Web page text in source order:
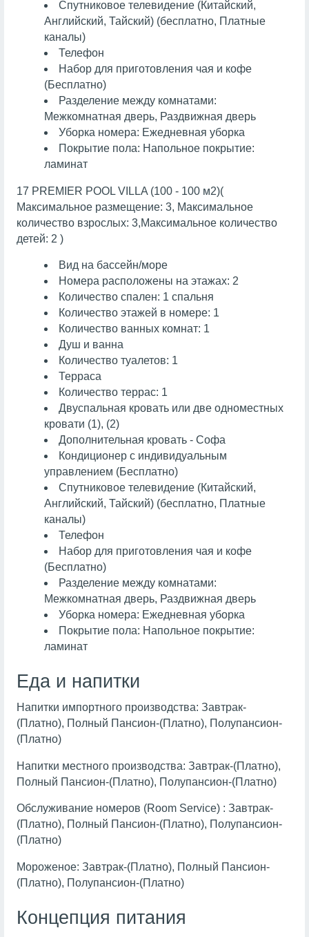
Спутниковое телевидение (Китайский,
Английский, Тайский) (бесплатно, Платные
каналы)
Телефон
Набор для приготовления чая и кофе
(Бесплатно)
Разделение между комнатами:
Межкомнатная дверь, Раздвижная дверь
Уборка номера: Ежедневная уборка
Покрытие пола: Напольное покрытие:
ламинат
17 PREMIER POOL VILLA (100 - 100 м2)(
Максимальное размещение: 3, Максимальное
количество взрослых: 3,Максимальное количество
детей: 2 )
Вид на бассейн/море
Номера расположены на этажах: 2
Количество спален: 1 спальня
Количество этажей в номере: 1
Количество ванных комнат: 1
Душ и ванна
Количество туалетов: 1
Терраса
Количество террас: 1
Двуспальная кровать или две одноместных
кровати (1), (2)
Дополнительная кровать - Софа
Кондиционер с индивидуальным
управлением (Бесплатно)
Спутниковое телевидение (Китайский,
Английский, Тайский) (бесплатно, Платные
каналы)
Телефон
Набор для приготовления чая и кофе
(Бесплатно)
Разделение между комнатами:
Межкомнатная дверь, Раздвижная дверь
Уборка номера: Ежедневная уборка
Покрытие пола: Напольное покрытие:
ламинат
Еда и напитки
Напитки импортного производства: Завтрак-
(Платно), Полный Пансион-(Платно), Полупансион-
(Платно)
Напитки местного производства: Завтрак-(Платно),
Полный Пансион-(Платно), Полупансион-(Платно)
Обслуживание номеров (Room Service) : Завтрак-
(Платно), Полный Пансион-(Платно), Полупансион-
(Платно)
Мороженое: Завтрак-(Платно), Полный Пансион-
(Платно), Полупансион-(Платно)
Концепция питания